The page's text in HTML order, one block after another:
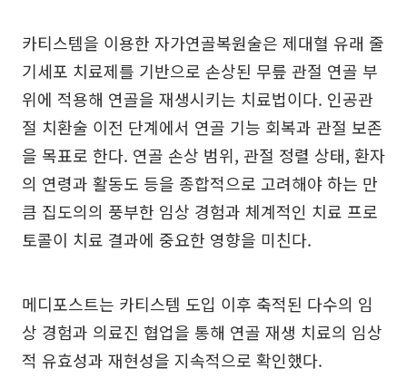
카티스템을 이용한 자가연골복원술은 제대혈 유래 줄
기세포 치료제를 기반으로 손상된 무릎 관절 연골 부
위에 적용해 연골을 재생시키는 치료법이다. 인공관
절 치환술 이전 단계에서 연골 기능 회복과 관절 보존
을 목표로 한다. 연골 손상 범위, 관절 정렬 상태, 환자
의 연령과 활동도 등을 종합적으로 고려해야 하는 만
큼 집도의의 풍부한 임상 경험과 체계적인 치료 프로
토콜이 치료 결과에 중요한 영향을 미친다.
메디포스트는 카티스템 도입 이후 축적된 다수의 임
상 경험과 의료진 협업을 통해 연골 재생 치료의 임상
적 유효성과 재현성을 지속적으로 확인했다.